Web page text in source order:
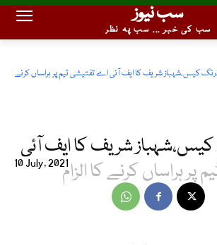
سب نیوز
سب کی خبر ... سب پہ نظر
کیس،شہباز شریف کا ایف آئی اے تفتیشی ٹیم پر ہراساں کرنے
شریف کا ایف آئی
ہراساں کرنے کا الزام10 July, 2021